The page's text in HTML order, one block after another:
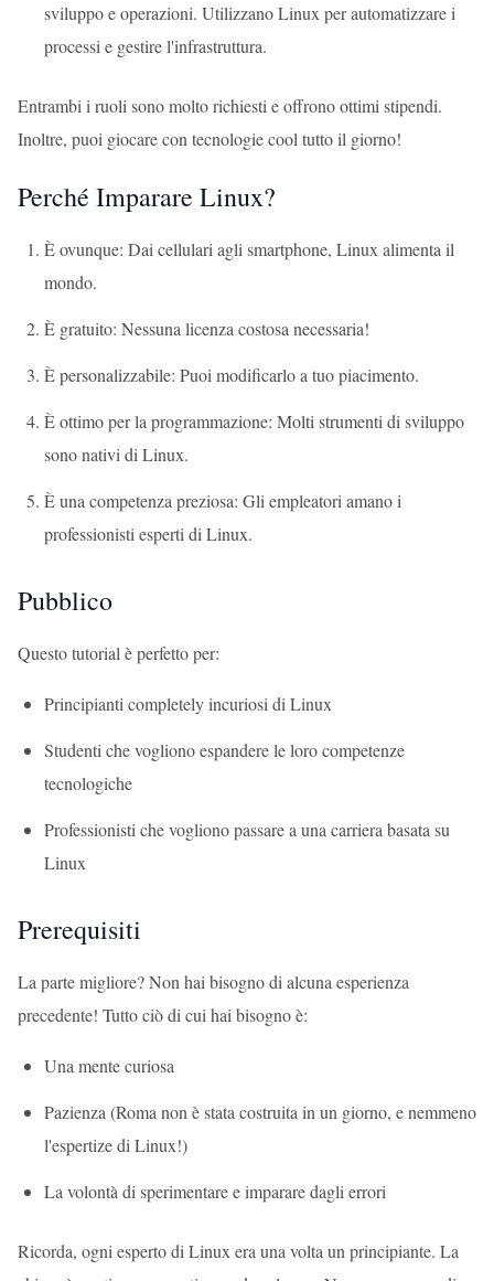
sviluppo e operazioni. Utilizzano Linux per automatizzare i
processi e gestire l'infrastruttura.
Entrambi i ruoli sono molto richiesti e offrono ottimi stipendi.
Inoltre, puoi giocare con tecnologie cool tutto il giorno!
Perché Imparare Linux?
È ovunque: Dai cellulari agli smartphone, Linux alimenta il
mondo.
È gratuito: Nessuna licenza costosa necessaria!
È personalizzabile: Puoi modificarlo a tuo piacimento.
È ottimo per la programmazione: Molti strumenti di sviluppo
sono nativi di Linux.
È una competenza preziosa: Gli empleatori amano i
professionisti esperti di Linux.
Pubblico
Questo tutorial è perfetto per:
Principianti completely incuriosi di Linux
Studenti che vogliono espandere le loro competenze
tecnologiche
Professionisti che vogliono passare a una carriera basata su
Linux
Prerequisiti
La parte migliore? Non hai bisogno di alcuna esperienza
precedente! Tutto ciò di cui hai bisogno è:
Una mente curiosa
Pazienza (Roma non è stata costruita in un giorno, e nemmeno
l'espertize di Linux!)
La volontà di sperimentare e imparare dagli errori
Ricorda, ogni esperto di Linux era una volta un principiante. La